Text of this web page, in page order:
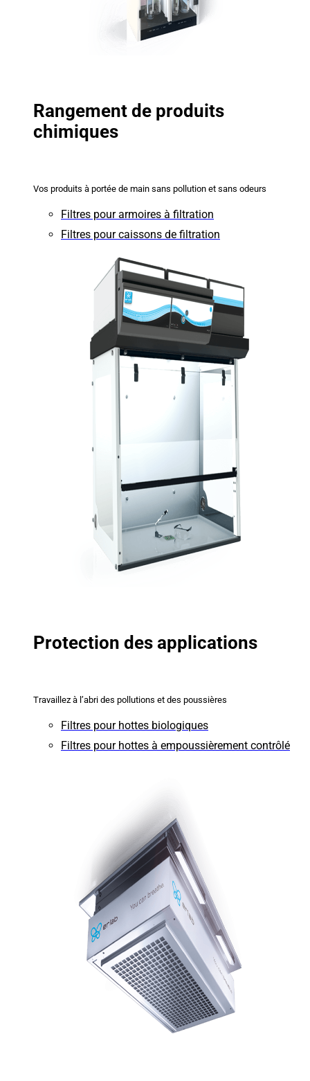
Rangement de produits
chimiques
Vos produits à portée de main sans pollution et sans odeurs
Filtres pour armoires à filtration
Filtres pour caissons de filtration
Protection des applications
Travaillez à l’abri des pollutions et des poussières
Filtres pour hottes biologiques
Filtres pour hottes à empoussièrement contrôlé